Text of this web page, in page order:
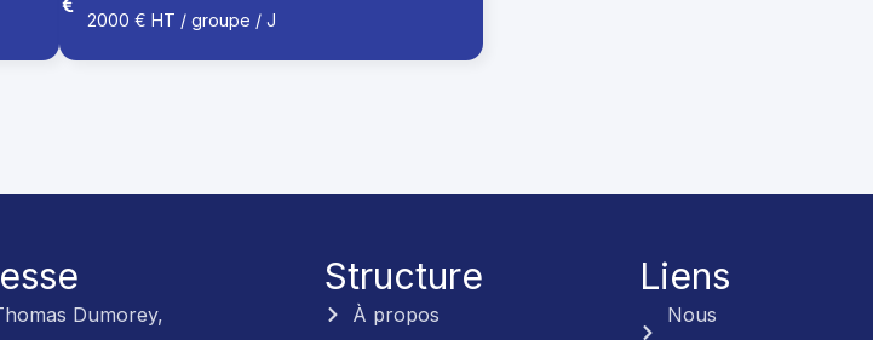
2000 € HT / groupe / J
Dumorey,
Structure
À propos
Liens
Nous